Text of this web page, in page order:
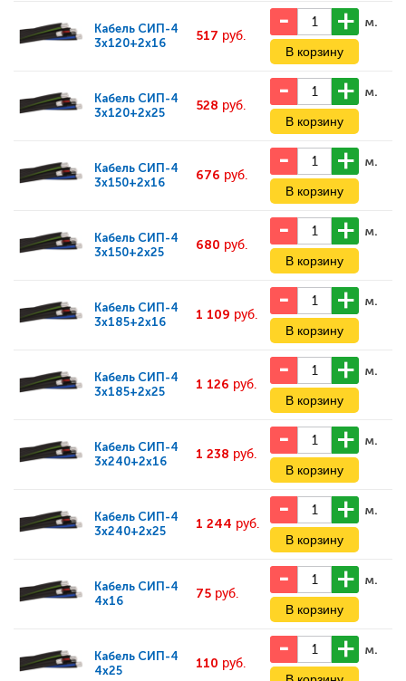
Кабель СИП-4
3x120+2x16
517 руб.
м.
Кабель СИП-4
3x120+2x25
528 руб.
м.
Кабель СИП-4
3x150+2x16
676 руб.
м.
Кабель СИП-4
3x150+2x25
680 руб.
м.
Кабель СИП-4
3x185+2x16
1 109 руб.
м.
Кабель СИП-4
3x185+2x25
1 126 руб.
м.
Кабель СИП-4
3x240+2x16
1 238 руб.
м.
Кабель СИП-4
3x240+2x25
1 244 руб.
м.
Кабель СИП-4
4x16
75 руб.
м.
Кабель СИП-4
4x25
110 руб.
м.